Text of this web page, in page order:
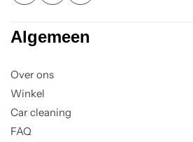
Algemeen
Over ons
Winkel
Car cleaning
FAQ